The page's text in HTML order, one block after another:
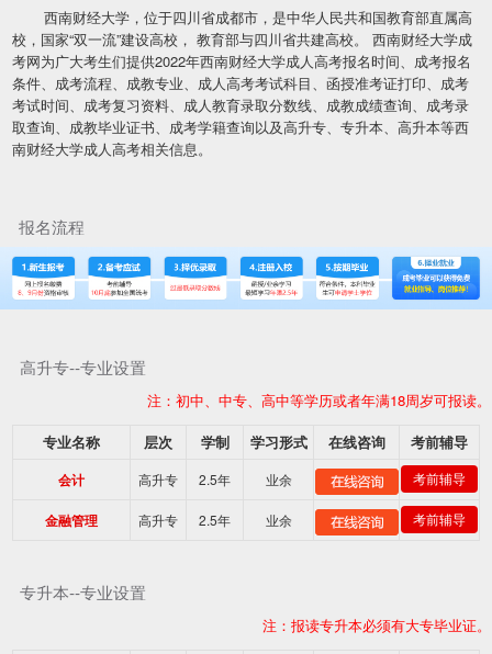
西南财经大学，位于四川省成都市，是中华人民共和国教育部直属高
校，国家“双一流”建设高校， 教育部与四川省共建高校。 西南财经大学成
考网为广大考生们提供2022年西南财经大学成人高考报名时间、成考报名
条件、成考流程、成教专业、成人高考考试科目、函授准考证打印、成考
考试时间、成考复习资料、成人教育录取分数线、成教成绩查询、成考录
取查询、成教毕业证书、成考学籍查询以及高升专、专升本、高升本等西
南财经大学成人高考相关信息。
报名流程
高升专--专业设置
注：初中、中专、高中等学历或者年满18周岁可报读。
专业名称
层次 学制 学习形式 在线咨询 考前辅导
会计 高升专 2.5年 业余 考前辅导
金融管理 高升专 2.5年 业余 考前辅导
专升本--专业设置
注：报读专升本必须有大专毕业证。